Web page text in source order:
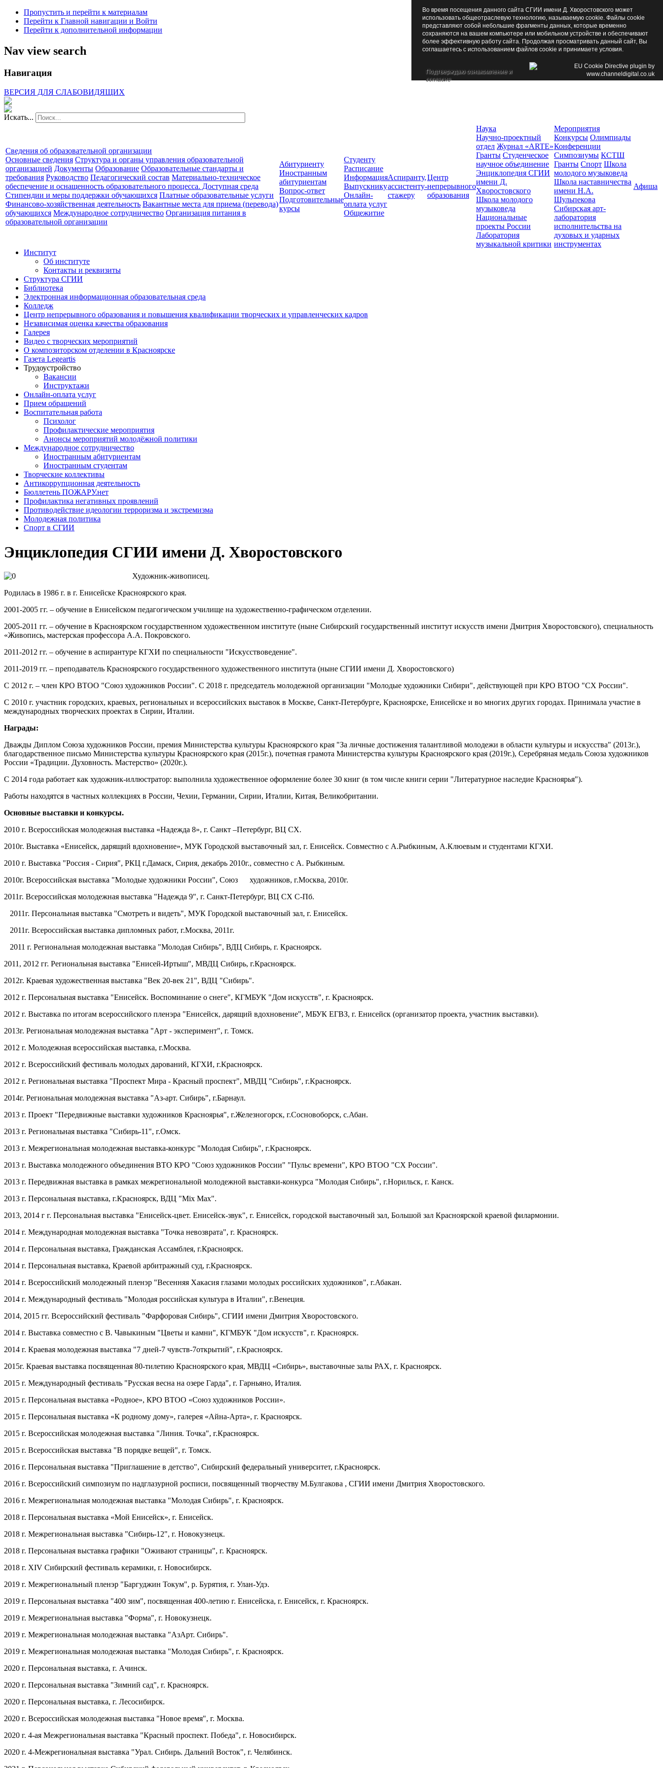
Пропустить и перейти к материалам
Перейти к Главной навигации и Войти
Перейти к дополнительной информации
Nav view search
Навигация
ВЕРСИЯ ДЛЯ СЛАБОВИДЯЩИХ
Искать...
Сведения об образовательной организации
Основные сведения Структура и органы управления образовательной
организацией Документы Образование Образовательные стандарты и
требования Руководство Педагогический состав Материально-техническое
обеспечение и оснащенность образовательного процесса. Доступная среда
Стипендии и меры поддержки обучающихся Платные образовательные услуги
Финансово-хозяйственная деятельность Вакантные места для приема (перевода)
обучающихся Международное сотрудничество Организация питания в
образовательной организации
Абитуриенту
Иностранным
абитуриентам
Вопрос-ответ
Подготовительные
курсы
Студенту
Расписание
Информация
Выпускнику
Онлайн-
оплата услуг
Общежитие
Аспиранту,
ассистенту-
стажеру
Центр
непрерывного
образования
Наука
Научно-проектный
отдел Журнал «ARTE»
Гранты Студенческое
научное объединение
Энциклопедия СГИИ
имени Д.
Хворостовского
Школа молодого
музыковеда
Национальные
проекты России
Лаборатория
музыкальной критики
Мероприятия
Конкурсы Олимпиады
Конференции
Симпозиумы КСТШ
Гранты Спорт Школа
молодого музыковеда
Школа наставничества
имени Н.А.
Шульпекова
Сибирская арт-
лаборатория
исполнительства на
духовых и ударных
инструментах
Афиша
Институт
Об институте
Контакты и реквизиты
Структура СГИИ
Библиотека
Электронная информационная образовательная среда
Колледж
Центр непрерывного образования и повышения квалификации творческих и управленческих кадров
Независимая оценка качества образования
Галерея
Видео с творческих мероприятий
О композиторском отделении в Красноярске
Газета Legeartis
Трудоустройство
Вакансии
Инструктажи
Онлайн-оплата услуг
Прием обращений
Воспитательная работа
Психолог
Профилактические мероприятия
Анонсы мероприятий молодёжной политики
Международное сотрудничество
Иностранным абитуриентам
Иностранным студентам
Творческие коллективы
Антикоррупционная деятельность
Бюллетень ПОЖАРУ.нет
Профилактика негативных проявлений
Противодействие идеологии терроризма и экстремизма
Молодежная политика
Спорт в СГИИ
Энциклопедия СГИИ имени Д. Хворостовского
Художник-живописец.
Родилась в 1986 г. в г. Енисейске Красноярского края.
2001-2005 гг. – обучение в Енисейском педагогическом училище на художественно-графическом отделении.
2005-2011 гг. – обучение в Красноярском государственном художественном институте (ныне Сибирский государственный институт искусств имени Дмитрия Хворостовского), специальность
«Живопись, мастерская профессора А.А. Покровского.
2011-2012 гг. – обучение в аспирантуре КГХИ по специальности "Искусствоведение".
2011-2019 гг. – преподаватель Красноярского государственного художественного института (ныне СГИИ имени Д. Хворостовского)
С 2012 г. – член КРО ВТОО "Союз художников России". С 2018 г. председатель молодежной организации "Молодые художники Сибири", действующей при КРО ВТОО "СХ России".
С 2010 г. участник городских, краевых, региональных и всероссийских выставок в Москве, Санкт-Петербурге, Красноярске, Енисейске и во многих других городах. Принимала участие в
международных творческих проектах в Сирии, Италии.
Награды:
Дважды Диплом Союза художников России, премия Министерства культуры Красноярского края "За личные достижения талантливой молодежи в области культуры и искусства" (2013г.),
благодарственное письмо Министерства культуры Красноярского края (2015г.), почетная грамота Министерства культуры Красноярского края (2019г.), Серебряная медаль Союза художников
России «Традиции. Духовность. Мастерство» (2020г.).
С 2014 года работает как художник-иллюстратор: выполнила художественное оформление более 30 книг (в том числе книги серии "Литературное наследие Красноярья").
Работы находятся в частных коллекциях в России, Чехии, Германии, Сирии, Италии, Китая, Великобритании.
Основные выставки и конкурсы.
2010 г. Всероссийская молодежная выставка «Надежда 8», г. Санкт –Петербург, ВЦ СХ.
2010г. Выставка «Енисейск, дарящий вдохновение», МУК Городской выставочный зал, г. Енисейск. Совместно с А.Рыбкиным, А.Клюевым и студентами КГХИ.
2010 г. Выставка "Россия - Сирия", РКЦ г.Дамаск, Сирия, декабрь 2010г., совместно с А. Рыбкиным.
2010г. Всероссийская выставка "Молодые художники России", Союз художников, г.Москва, 2010г.
2011г. Всероссийская молодежная выставка "Надежда 9", г. Санкт-Петербург, ВЦ СХ С-Пб.
2011г. Персональная выставка "Смотреть и видеть", МУК Городской выставочный зал, г. Енисейск.
2011г. Всероссийская выставка дипломных работ, г.Москва, 2011г.
2011 г. Региональная молодежная выставка "Молодая Сибирь", ВДЦ Сибирь, г. Красноярск.
2011, 2012 гг. Региональная выставка "Енисей-Иртыш", МВДЦ Сибирь, г.Красноярск.
2012г. Краевая художественная выставка "Век 20-век 21", ВДЦ "Сибирь".
2012 г. Персональная выставка "Енисейск. Воспоминание о снеге", КГМБУК "Дом искусств", г. Красноярск.
2012 г. Выставка по итогам всероссийского пленэра "Енисейск, дарящий вдохновение", МБУК ЕГВЗ, г. Енисейск (организатор проекта, участник выставки).
2013г. Региональная молодежная выставка "Арт - эксперимент", г. Томск.
2012 г. Молодежная всероссийская выставка, г.Москва.
2012 г. Всероссийский фестиваль молодых дарований, КГХИ, г.Красноярск.
2012 г. Региональная выставка "Проспект Мира - Красный проспект", МВДЦ "Сибирь", г.Красноярск.
2014г. Региональная молодежная выставка "Аз-арт. Сибирь", г.Барнаул.
2013 г. Проект "Передвижные выставки художников Красноярья", г.Железногорск, г.Сосновоборск, с.Абан.
2013 г. Региональная выставка "Сибирь-11", г.Омск.
2013 г. Межрегиональная молодежная выставка-конкурс "Молодая Сибирь", г.Красноярск.
2013 г. Выставка молодежного объединения ВТО КРО "Союз художников России" "Пульс времени", КРО ВТОО "СХ России".
2013 г. Передвижная выставка в рамках межрегиональной молодежной выставки-конкурса "Молодая Сибирь", г.Норильск, г. Канск.
2013 г. Персональная выставка, г.Красноярск, ВДЦ "Mix Max".
2013, 2014 г г. Персональная выставка "Енисейск-цвет. Енисейск-звук", г. Енисейск, городской выставочный зал, Большой зал Красноярской краевой филармонии.
2014 г. Международная молодежная выставка "Точка невозврата", г. Красноярск.
2014 г. Персональная выставка, Гражданская Ассамблея, г.Красноярск.
2014 г. Персональная выставка, Краевой арбитражный суд, г.Красноярск.
2014 г. Всероссийский молодежный пленэр "Весенняя Хакасия глазами молодых российских художников", г.Абакан.
2014 г. Международный фестиваль "Молодая российская культура в Италии", г.Венеция.
2014, 2015 гг. Всероссийский фестиваль "Фарфоровая Сибирь", СГИИ имени Дмитрия Хворостовского.
2014 г. Выставка совместно с В. Чавыкиным "Цветы и камни", КГМБУК "Дом искусств", г. Красноярск.
2014 г. Краевая молодежная выставка "7 дней-7 чувств-7открытий", г.Красноярск.
2015г. Краевая выставка посвященная 80-тилетию Красноярского края, МВДЦ «Сибирь», выставочные залы РАХ, г. Красноярск.
2015 г. Международный фестиваль "Русская весна на озере Гарда", г. Гарньяно, Италия.
2015 г. Персональная выставка «Родное», КРО ВТОО «Союз художников России».
2015 г. Персональная выставка «К родному дому», галерея «Айна-Арта», г. Красноярск.
2015 г. Всероссийская молодежная выставка "Линия. Точка", г.Красноярск.
2015 г. Всероссийская выставка "В порядке вещей", г. Томск.
2016 г. Персональная выставка "Приглашение в детство", Сибирский федеральный университет, г.Красноярск.
2016 г. Всероссийский симпозиум по надглазурной росписи, посвященный творчеству М.Булгакова , СГИИ имени Дмитрия Хворостовского.
2016 г. Межрегиональная молодежная выставка "Молодая Сибирь", г. Красноярск.
2018 г. Персональная выставка «Мой Енисейск», г. Енисейск.
2018 г. Межрегиональная выставка "Сибирь-12", г. Новокузнецк.
2018 г. Персональная выставка графики "Оживают страницы", г. Красноярск.
2018 г. XIV Сибирский фестиваль керамики, г. Новосибирск.
2019 г. Межрегиональный пленэр "Баргуджин Токум", р. Бурятия, г. Улан-Удэ.
2019 г. Персональная выставка "400 зим", посвященная 400-летию г. Енисейска, г. Енисейск, г. Красноярск.
2019 г. Межрегиональная выставка "Форма", г. Новокузнецк.
2019 г. Межрегиональная молодежная выставка "АзАрт. Сибирь".
2019 г. Межрегиональная молодежная выставка "Молодая Сибирь", г. Красноярск.
2020 г. Персональная выставка, г. Ачинск.
2020 г. Персональная выставка "Зимний сад", г. Красноярск.
2020 г. Персональная выставка, г. Лесосибирск.
2020 г. Всероссийская молодежная выставка "Новое время", г. Москва.
2020 г. 4-ая Межрегиональная выставка "Красный проспект. Победа", г. Новосибирск.
2020 г. 4-Межрегиональная выставка "Урал. Сибирь. Дальний Восток", г. Челябинск.
Во время посещения данного сайта СГИИ имени Д. Хворостовского может
использовать общеотраслевую технологию, называемую cookie. Файлы cookie
представляют собой небольшие фрагменты данных, которые временно
сохраняются на вашем компьютере или мобильном устройстве и обеспечивают
более эффективную работу сайта. Продолжая просматривать данный сайт, Вы
соглашаетесь с использованием файлов cookie и принимаете условия.
Подтверждаю ознакомление и
согласие